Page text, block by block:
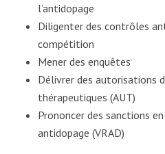
l’antidopage
Diligenter des contrôles
compétition
Mener des enquêtes
Délivrer des autorisations
thérapeutiques (AUT)
Prononcer des sanctions
antidopage (VRAD)